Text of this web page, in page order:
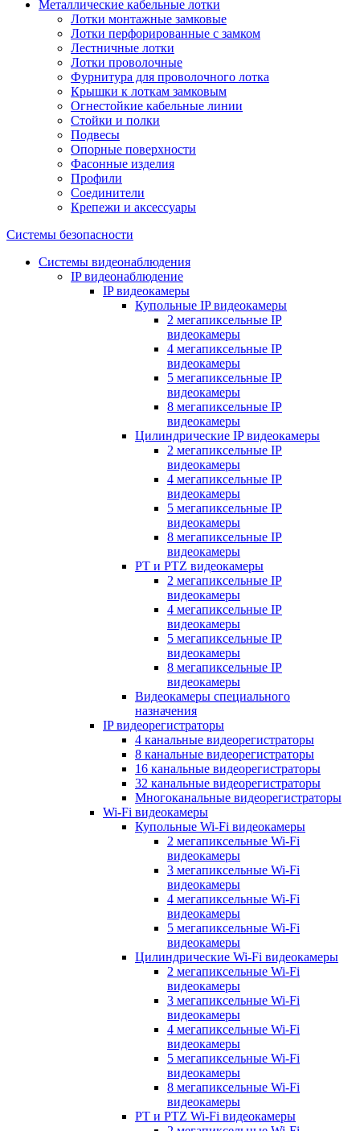
Металлические кабельные лотки
Лотки монтажные замковые
Лотки перфорированные с замком
Лестничные лотки
Лотки проволочные
Фурнитура для проволочного лотка
Крышки к лоткам замковым
Огнестойкие кабельные линии
Стойки и полки
Подвесы
Опорные поверхности
Фасонные изделия
Профили
Соединители
Крепежи и аксессуары
Системы безопасности
Системы видеонаблюдения
IP видеонаблюдение
IP видеокамеры
Купольные IP видеокамеры
2 мегапиксельные IP
видеокамеры
4 мегапиксельные IP
видеокамеры
5 мегапиксельные IP
видеокамеры
8 мегапиксельные IP
видеокамеры
Цилиндрические IP видеокамеры
2 мегапиксельные IP
видеокамеры
4 мегапиксельные IP
видеокамеры
5 мегапиксельные IP
видеокамеры
8 мегапиксельные IP
видеокамеры
PT и PTZ видеокамеры
2 мегапиксельные IP
видеокамеры
4 мегапиксельные IP
видеокамеры
5 мегапиксельные IP
видеокамеры
8 мегапиксельные IP
видеокамеры
Видеокамеры специального
назначения
IP видеорегистраторы
4 канальные видеорегистраторы
8 канальные видеорегистраторы
16 канальные видеорегистраторы
32 канальные видеорегистраторы
Многоканальные видеорегистраторы
Wi-Fi видеокамеры
Купольные Wi-Fi видеокамеры
2 мегапиксельные Wi-Fi
видеокамеры
3 мегапиксельные Wi-Fi
видеокамеры
4 мегапиксельные Wi-Fi
видеокамеры
5 мегапиксельные Wi-Fi
видеокамеры
Цилиндрические Wi-Fi видеокамеры
2 мегапиксельные Wi-Fi
видеокамеры
3 мегапиксельные Wi-Fi
видеокамеры
4 мегапиксельные Wi-Fi
видеокамеры
5 мегапиксельные Wi-Fi
видеокамеры
8 мегапиксельные Wi-Fi
видеокамеры
PT и PTZ Wi-Fi видеокамеры